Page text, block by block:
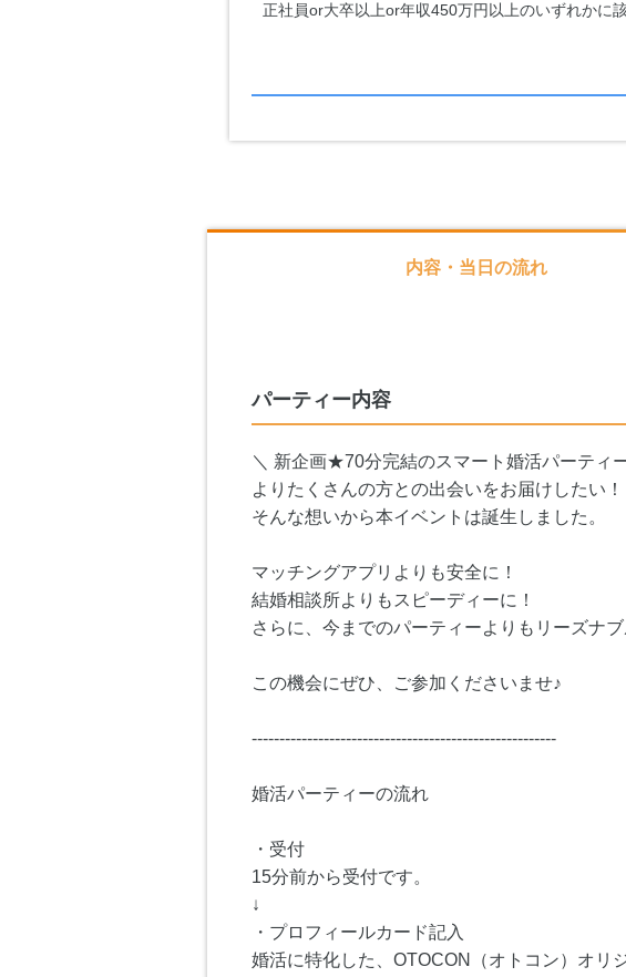
正社員or大卒以上or年収450万円以上のいずれかに
内容・当日の流れ
パーティー内容
＼ 新企画★70分完結のスマート婚活パーティ
よりたくさんの方との出会いをお届けしたい！
そんな想いから本イベントは誕生しました。
マッチングアプリよりも安全に！
結婚相談所よりもスピーディーに！
さらに、今までのパーティーよりもリーズナブ
この機会にぜひ、ご参加くださいませ♪
-------------------------------------------------------
婚活パーティーの流れ
・受付
15分前から受付です。
↓
・プロフィールカード記入
婚活に特化した、OTOCON（オトコン）オリ